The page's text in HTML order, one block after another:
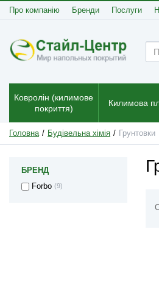
Про компанію Бренди Послуги
Ковролін (килимове
покриття)
Килимова
Головна Будівельна хімія Грунтовки
БРЕНД
Forbo (9)